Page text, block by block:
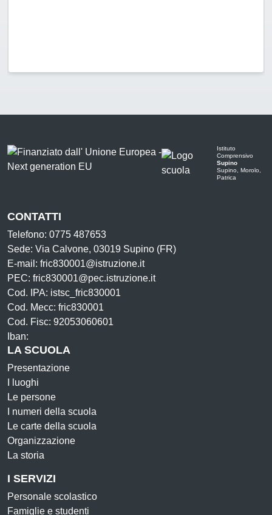
Istituto
Comprensivo
Supino
Supino, Morolo,
Patrica
CONTATTI
Telefono: 0775 487653
Sede: Via Calvone, 03019 Supino (FR)
E-mail: fric830001@istruzione.it
PEC: fric830001@pec.istruzione.it
Cod. IPA: istsc_fric830001
Cod. Mecc: fric830001
Cod. Fisc: 92053060601
Iban:
LA SCUOLA
Presentazione
I luoghi
Le persone
I numeri della scuola
Le carte della scuola
Organizzazione
La storia
I SERVIZI
Personale scolastico
Famiglie e studenti